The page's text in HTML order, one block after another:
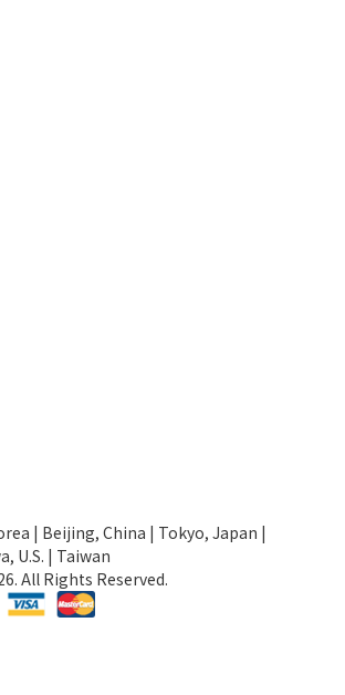
| Beijing, China | Tokyo, Japan |
U.S. | Taiwan
All Rights Reserved.